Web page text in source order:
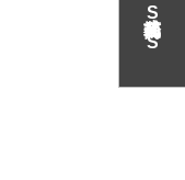
S
N
S